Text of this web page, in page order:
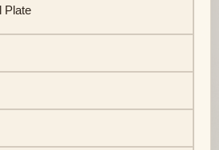
Plate